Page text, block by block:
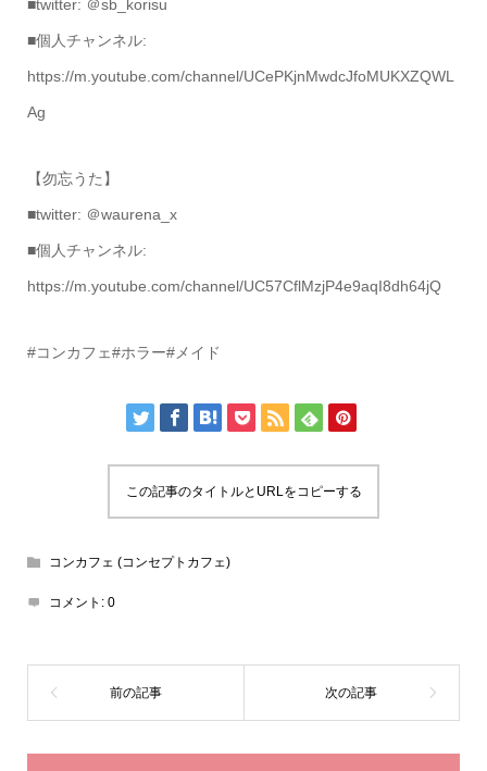
■twitter: ＠sb_korisu
■個人チャンネル:
https://m.youtube.com/channel/UCePKjnMwdcJfoMUKXZQWL
Ag
【勿忘うた】
■twitter: ＠waurena_x
■個人チャンネル:
https://m.youtube.com/channel/UC57CflMzjP4e9aqI8dh64jQ
#コンカフェ#ホラー#メイド
この記事のタイトルとURLをコピーする
コンカフェ (コンセプトカフェ)
コメント: 0